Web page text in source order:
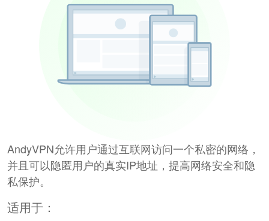
AndyVPN允许用户通过互联网访问一个私密的网络，
并且可以隐匿用户的真实IP地址，提高网络安全和隐
私保护。
适用于：